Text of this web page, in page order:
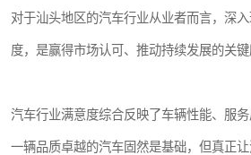
对于汕头地区的汽车行业从业者而言，深
度，是赢得市场认可、推动持续发展的关键
汽车行业满意度综合反映了车辆性能、服务
一辆品质卓越的汽车固然是基础，但真正